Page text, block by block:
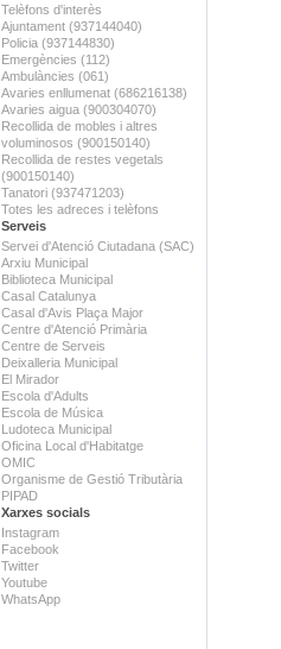
Telèfons d'interès
Ajuntament (937144040)
Policia (937144830)
Emergències (112)
Ambulàncies (061)
Avaries enllumenat (686216138)
Avaries aigua (900304070)
Recollida de mobles i altres
voluminosos (900150140)
Recollida de restes vegetals
(900150140)
Tanatori (937471203)
Totes les adreces i telèfons
Serveis
Servei d'Atenció Ciutadana (SAC)
Arxiu Municipal
Biblioteca Municipal
Casal Catalunya
Casal d'Avis Plaça Major
Centre d'Atenció Primària
Centre de Serveis
Deixalleria Municipal
El Mirador
Escola d'Adults
Escola de Música
Ludoteca Municipal
Oficina Local d'Habitatge
OMIC
Organisme de Gestió Tributària
PIPAD
Xarxes socials
Instagram
Facebook
Twitter
Youtube
WhatsApp